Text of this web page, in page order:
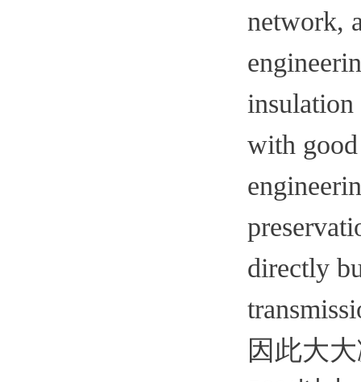
network,
with
directly
因此大